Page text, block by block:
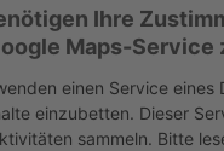
Ihre
Maps-Service
einen Service eines
einzubetten. Dieser
sammeln. Bitte